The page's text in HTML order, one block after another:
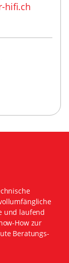
hifi.ch
und laufend
How zur
Beratungs-